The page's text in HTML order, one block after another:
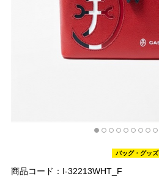
バッグ・グッズ
商品コード：I-32213WHT_F